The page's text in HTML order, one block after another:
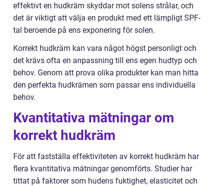
effektivt en hudkräm skyddar mot solens strålar, och
det är viktigt att välja en produkt med ett lämpligt SPF-
tal beroende på ens exponering för solen.
Korrekt hudkräm kan vara något högst personligt och
det krävs ofta en anpassning till ens egen hudtyp och
behov. Genom att prova olika produkter kan man hitta
den perfekta hudkrämen som passar ens individuella
behov.
Kvantitativa mätningar om
korrekt hudkräm
För att fastställa effektiviteten av korrekt hudkräm har
flera kvantitativa mätningar genomförts. Studier har
tittat på faktorer som hudens fuktighet, elasticitet och